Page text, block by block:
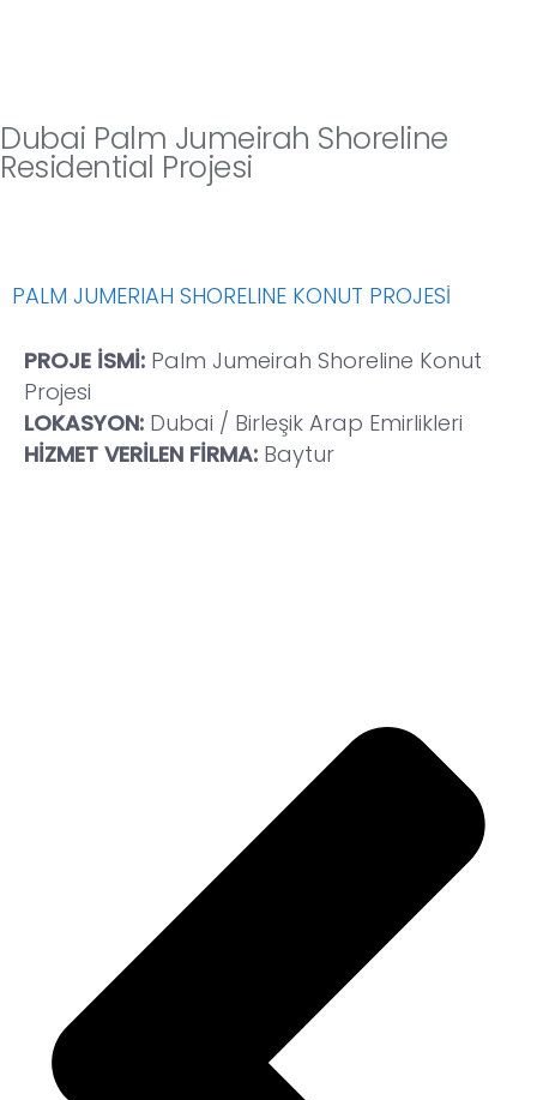
Dubai Palm Jumeirah Shoreline
Residential Projesi
PALM JUMERIAH SHORELINE KONUT PROJESİ
PROJE İSMİ: Palm Jumeirah Shoreline Konut
Projesi
LOKASYON: Dubai / Birleşik Arap Emirlikleri
HİZMET VERİLEN FİRMA: Baytur